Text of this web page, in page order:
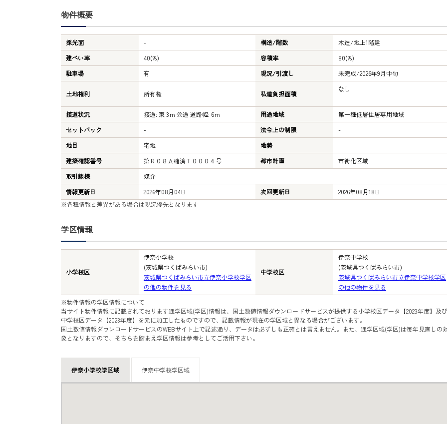
物件概要
採光面 - 構造/階数 木造/地上1階建
建ぺい率
40(%) 容積率
80(%)
駐車場
有 現況/引渡し 未完成/2026年9月中旬
土地権利 所有権 私道負担面積
なし
接道状況 接道: 東 3ｍ 公道 道路幅: 6ｍ 用途地域
第一種低層住居専用地域
セットバック
- 法令上の制限
-
地目
宅地
地勢
建築確認番号
第Ｒ０８Ａ確済Ｔ０００４号 都市計画
市街化区域
取引態様
媒介
情報更新日
2026年08月04日 次回更新日
2026年08月18日
※各種情報と差異がある場合は現況優先となります
学区情報
小学校区
伊奈小学校
(茨城県つくばみらい市)
茨城県つくばみらい市立伊奈小学校学区
の他の物件を見る
中学校区
伊奈中学校
(茨城県つくばみらい市)
茨城県つくばみらい市立伊奈中学校学区
の他の物件を見る
※物件情報の学区情報について
当サイト物件情報に記載されております通学区域(学区)情報は、国土数値情報ダウンロードサービスが提供する小学校区データ【2023年度】及び
中学校区データ【2023年度】を元に加工したものですので、記載情報が現在の学区域と異なる場合がございます。
国土数値情報ダウンロードサービスのWEBサイト上で記述通り、データは必ずしも正確とは言えません。また、通学区域(学区)は毎年見直しの
象となりますので、そちらを踏まえ学区情報は参考としてご活用下さい。
伊奈小学校学区域 伊奈中学校学区域